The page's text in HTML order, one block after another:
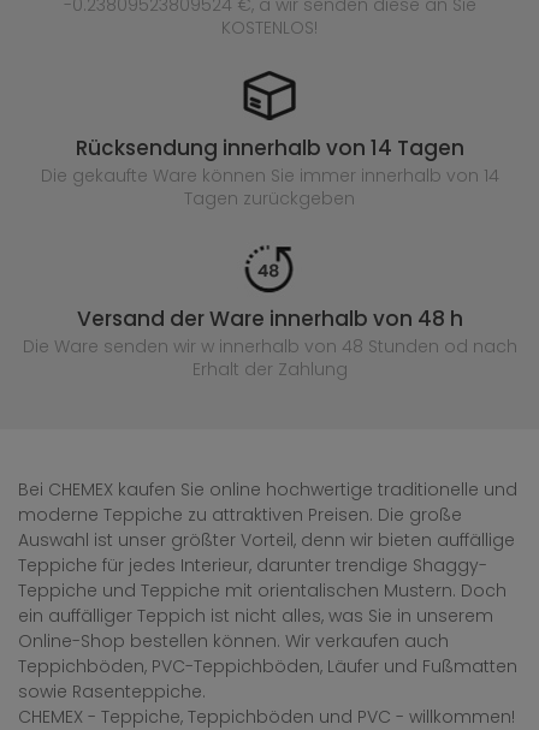
-0.23809523809524 €, a wir senden diese an Sie
KOSTENLOS!
Rücksendung innerhalb von 14 Tagen
Die gekaufte Ware können Sie immer innerhalb von 14
Tagen zurückgeben
Versand der Ware innerhalb von 48 h
Die Ware senden wir w innerhalb von 48 Stunden od nach
Erhalt der Zahlung
Bei CHEMEX kaufen Sie online hochwertige traditionelle und
moderne Teppiche zu attraktiven Preisen. Die große
Auswahl ist unser größter Vorteil, denn wir bieten auffällige
Teppiche für jedes Interieur, darunter trendige Shaggy-
Teppiche und Teppiche mit orientalischen Mustern. Doch
ein auffälliger Teppich ist nicht alles, was Sie in unserem
Online-Shop bestellen können. Wir verkaufen auch
Teppichböden, PVC-Teppichböden, Läufer und Fußmatten
sowie Rasenteppiche.
CHEMEX - Teppiche, Teppichböden und PVC - willkommen!